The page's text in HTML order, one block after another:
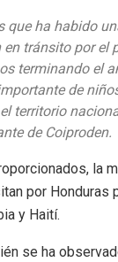
que ha habido
tránsito por el
terminando el
de
territorio
de Coiproden.
la
por Honduras
y Haití.
se ha